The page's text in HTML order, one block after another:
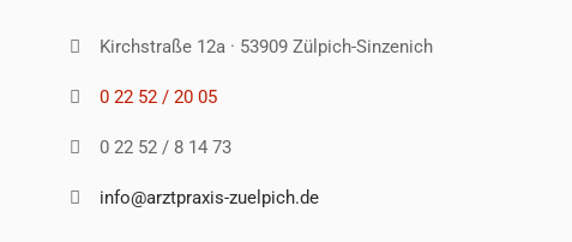
Kirchstraße 12a · 53909 Zülpich-Sinzenich
0 22 52 / 20 05
0 22 52 / 8 14 73
info@arztpraxis-zuelpich.de